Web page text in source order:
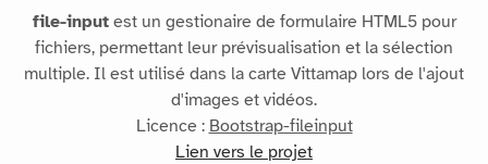
file-inputest un gestionaire de formulaire HTML5 pour
fichiers, permettant leur prévisualisation et la sélection
multiple. Il est utilisé dans la carte Vittamap lors de l'ajout
d'images et vidéos.
Licence : Bootstrap-fileinput
Lien vers le projet